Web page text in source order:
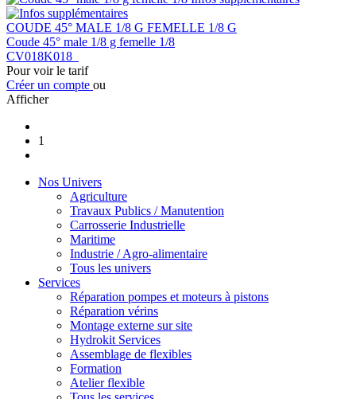
COUDE 45° MALE 1/8 G FEMELLE 1/8 G
Coude 45° male 1/8 g femelle 1/8
CV018K018
Pour voir le tarif
Créer un compte ou
Afficher
1
Nos Univers
Agriculture
Travaux Publics / Manutention
Carrosserie Industrielle
Maritime
Industrie / Agro-alimentaire
Tous les univers
Services
Réparation pompes et moteurs à pistons
Réparation vérins
Montage externe sur site
Hydrokit Services
Assemblage de flexibles
Formation
Atelier flexible